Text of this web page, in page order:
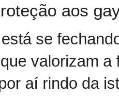
aos
se
valorizam
aí rindo da